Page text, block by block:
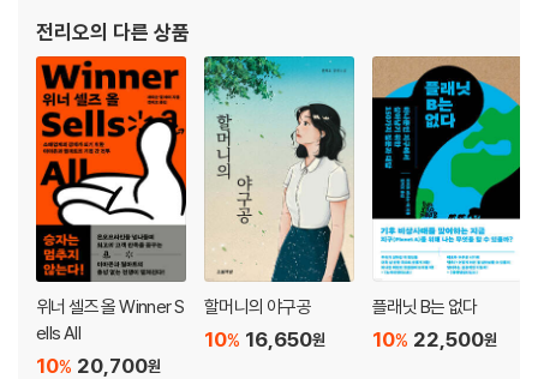
2단계 : 숙제를 거부하다
3단계 : 일부러 시험을 망치다
4단계 : 스스로 폭발하다
chapter 06 조개들의 침묵
조개에 대한 전설이 나의 인생을 바꾸다
주변부적인 지혜의 원칙
상황이 어려울 때도 얻을 수 있는 주변부적인 지혜
교대순환의 원칙
에너지를 따르기 휴리스틱
자유롭게 풀어주기 휴리스틱
전리오의 다른 상품
위너 셀즈 올 Winner S
ells All
20,700원
10%
할머니의 야구공
16,650원
10%
플래닛 B는 없다
22,500원
10%